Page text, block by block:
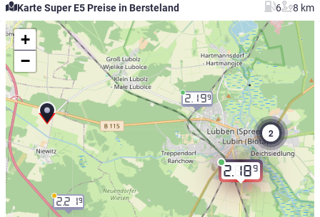
Karte Super E5 Preise in Bersteland 6 8 km
2.189
2.219
2.199
2
+
−